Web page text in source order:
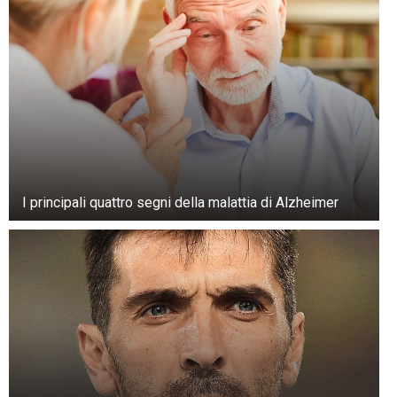
“È stato un processo graduale. A volte la
premiavo con dei dolcetti, ma nel complesso è
la natura dei gatti”, dice Corder. “Non hanno
bisogno di molta motivazione per arrampicarsi.”
I principali quattro segni della malattia di Alzheimer